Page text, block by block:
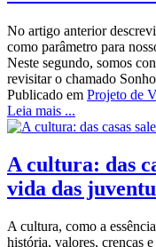
No artigo anterior
como parâmetro para
Neste segundo, somos
revisitar o chamado
Publicado em Projeto de
Leia mais ...
A cultura: das
vida das
A cultura, como a
história, valores, crenças